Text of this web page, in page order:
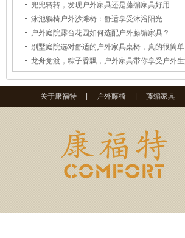
兜兜转转，发现户外家具还是藤编家具好用
泳池躺椅户外沙滩椅：舒适享受沐浴阳光
户外庭院露台花园如何选配户外藤编家具？
别墅庭院选对舒适的户外家具桌椅，真的很简单
关于康福特 户外藤椅 藤编家具